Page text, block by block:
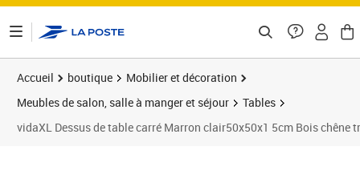
Accueil boutique
Mobilier et décoration
Meubles de salon, salle à manger et séjour
Tables
vidaXL Dessus de table carré Marron clair50x50x1 5cm Bois chêne